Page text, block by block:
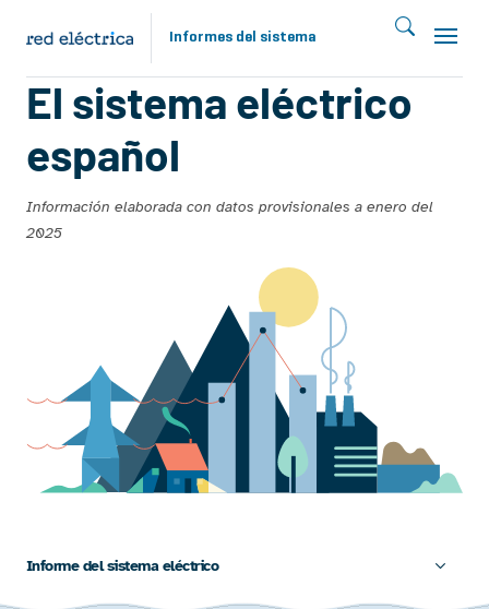
Pasar al contenido principal
Informes del sistema
Informe 2024
El sistema eléctrico
español
Información elaborada con datos provisionales a enero del
2025
Informe del sistema eléctrico